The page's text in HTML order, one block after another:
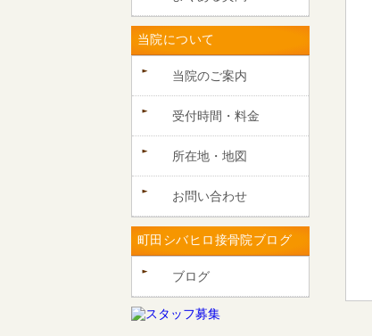
当院について
当院のご案内
受付時間・料金
所在地・地図
お問い合わせ
町田シバヒロ接骨院ブログ
ブログ